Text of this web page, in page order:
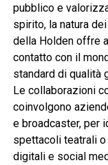
pubblico e
spirito, la natura
della Holden offre
contatto con il
standard di qualità
Le collaborazioni
coinvolgono
e broadcaster, per
spettacoli teatrali
digitali e social